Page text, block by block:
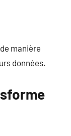
manière
données.